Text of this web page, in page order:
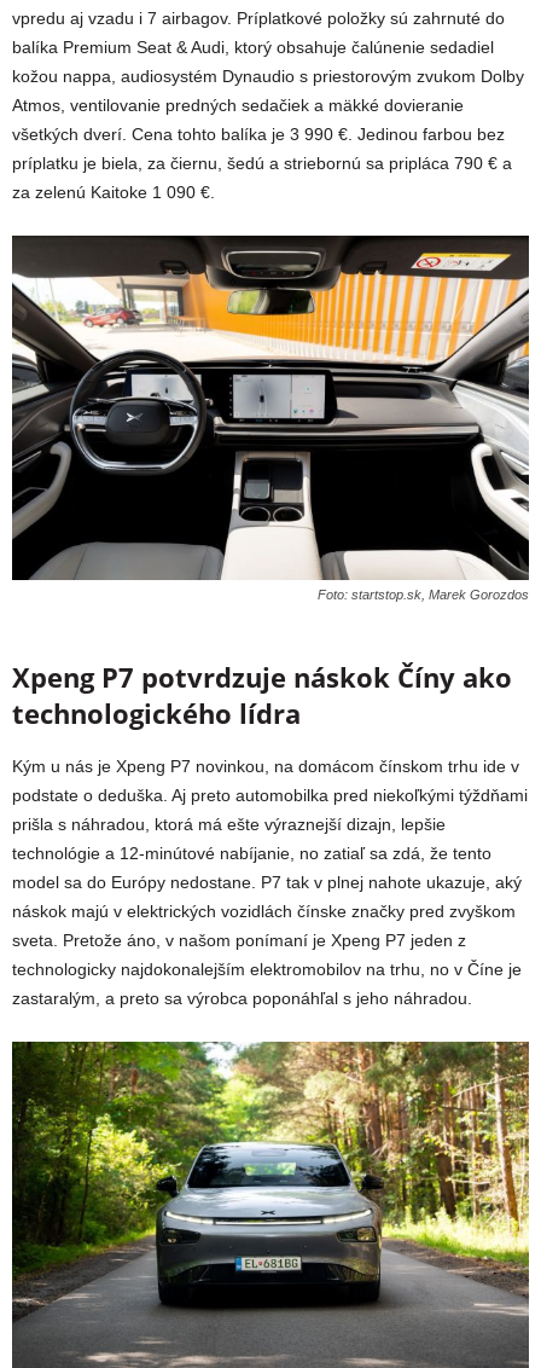
vpredu aj vzadu i 7 airbagov. Príplatkové položky sú zahrnuté do
balíka Premium Seat & Audi, ktorý obsahuje čalúnenie sedadiel
kožou nappa, audiosystém Dynaudio s priestorovým zvukom Dolby
Atmos, ventilovanie predných sedačiek a mäkké dovieranie
všetkých dverí. Cena tohto balíka je 3 990 €. Jedinou farbou bez
príplatku je biela, za čiernu, šedú a striebornú sa pripláca 790 € a
za zelenú Kaitoke 1 090 €.
Foto: startstop.sk, Marek Gorozdos
Xpeng P7 potvrdzuje náskok Číny ako
technologického lídra
Kým u nás je Xpeng P7 novinkou, na domácom čínskom trhu ide v
podstate o deduška. Aj preto automobilka pred niekoľkými týždňami
prišla s náhradou, ktorá má ešte výraznejší dizajn, lepšie
technológie a 12-minútové nabíjanie, no zatiaľ sa zdá, že tento
model sa do Európy nedostane. P7 tak v plnej nahote ukazuje, aký
náskok majú v elektrických vozidlách čínske značky pred zvyškom
sveta. Pretože áno, v našom ponímaní je Xpeng P7 jeden z
technologicky najdokonalejším elektromobilov na trhu, no v Číne je
zastaralým, a preto sa výrobca poponáhľal s jeho náhradou.